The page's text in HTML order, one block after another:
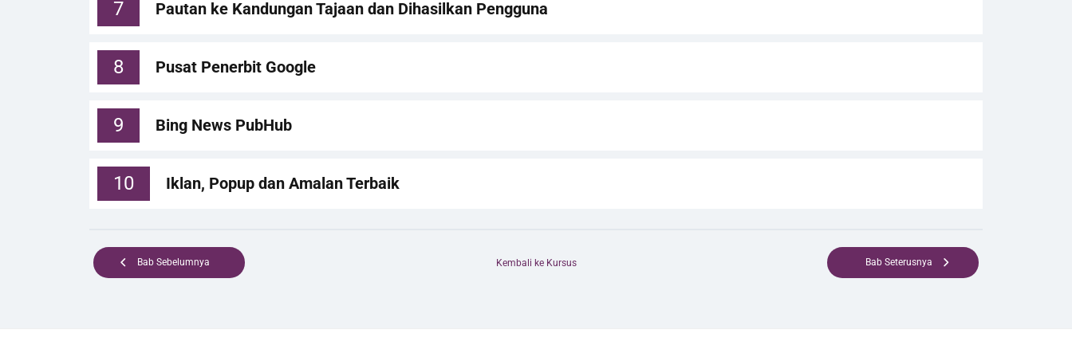
7 Pautan ke Kandungan Tajaan dan Dihasilkan Pengguna
8 Pusat Penerbit Google
9 Bing News PubHub
10 Iklan, Popup dan Amalan Terbaik
Bab Sebelumnya Kembali ke Kursus Bab Seterusnya